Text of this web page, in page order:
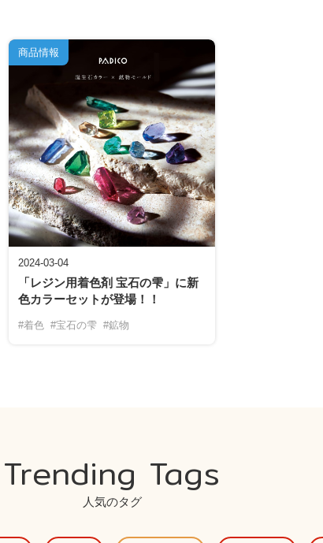
2024-03-04
「レジン用着色剤 宝石の雫」に新
色カラーセットが登場！！
#着色 #宝石の雫 #鉱物
商品情報
Trending Tags
人気のタグ